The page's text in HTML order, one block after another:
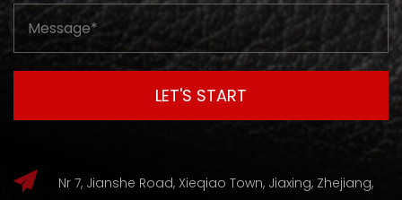
Nr 7, Jianshe Road, Xieqiao Town, Jiaxing, Zhejiang,